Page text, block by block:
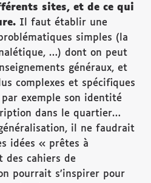
érents sites, et de ce qui
Il faut établir une
simples (la
…) dont on peut
généraux, et
complexes et spécifiques
exemple son identité
dans le quartier…
il ne faudrait
idées « prêtes à
des cahiers de
pourrait s’inspirer pour